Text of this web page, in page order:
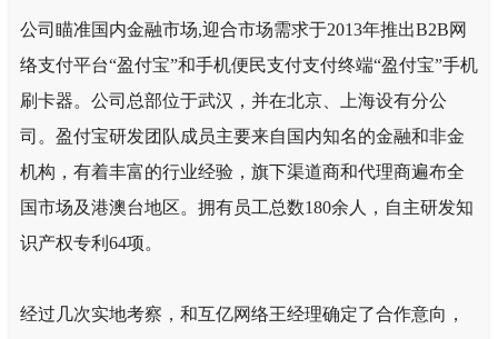
公司瞄准国内金融市场,迎合市场需求于2013年推出B2B网
络支付平台“盈付宝”和手机便民支付支付终端“盈付宝”手机
刷卡器。公司总部位于武汉，并在北京、上海设有分公
司。盈付宝研发团队成员主要来自国内知名的金融和非金
机构，有着丰富的行业经验，旗下渠道商和代理商遍布全
国市场及港澳台地区。拥有员工总数180余人，自主研发知
识产权专利64项。
经过几次实地考察，和互亿网络王经理确定了合作意向，